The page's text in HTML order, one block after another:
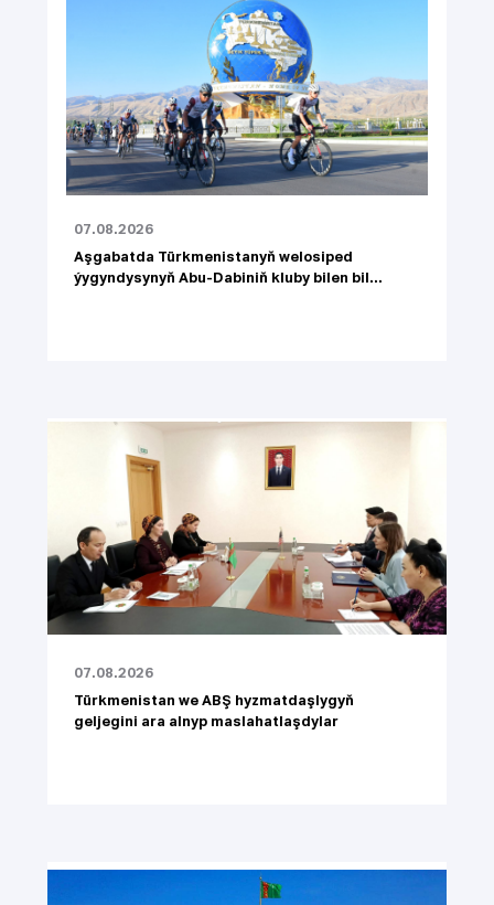
07.08.2026
Aşgabatda Türkmenistanyň welosiped
ýygyndysynyň Abu-Dabiniň kluby bilen bil...
07.08.2026
Türkmenistan we ABŞ hyzmatdaşlygyň
geljegini ara alnyp maslahatlaşdylar